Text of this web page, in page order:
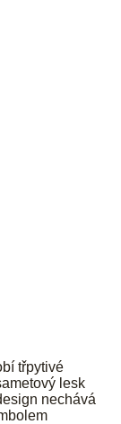
třpytivé
lesk
nechává